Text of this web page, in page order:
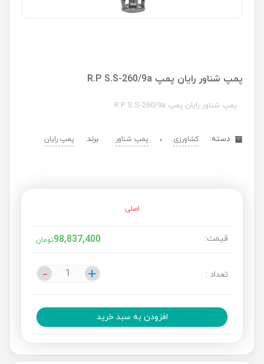
پمپ شناور رایان پمپ R.P S.S-260/9a
پمپ شناور رایان پمپ R.P S.S-260/9a
دسته: کشاورزی ، پمپ شناور برند: پمپ رایان
اصلی
قیمت: 98,837,400تومان
تعداد : +
- +
-
افزودن به سبد خرید